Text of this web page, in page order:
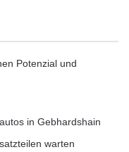
Potenzial und
in Gebhardshain
warten